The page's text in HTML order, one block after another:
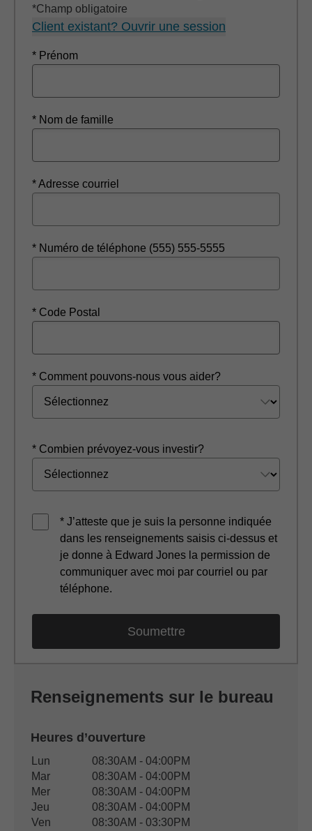
*Champ obligatoire
Client existant? Ouvrir une session
* Prénom
* Nom de famille
* Adresse courriel
* Numéro de téléphone (555) 555-5555
* Code Postal
* Comment pouvons-nous vous aider?
* Combien prévoyez-vous investir?
* J’atteste que je suis la personne indiquée
dans les renseignements saisis ci-dessus et
je donne à Edward Jones la permission de
communiquer avec moi par courriel ou par
téléphone.
Renseignements sur le bureau
Heures d’ouverture
Heures d’ouverture du bureau
Jour de semaineDisponibilité
Lun
08:30AM - 04:00PM
Mar
08:30AM - 04:00PM
Mer
08:30AM - 04:00PM
Jeu
08:30AM - 04:00PM
Ven
08:30AM - 03:30PM